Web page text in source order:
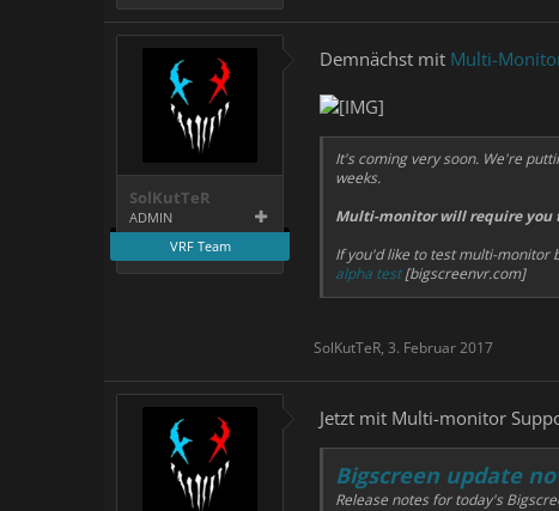
SolKutTeR
ADMIN
VRF Team
Demnächst mit Multi-
It's coming very soon. We're
weeks.
Multi-monitor will require you
If you'd like to test multi-monitor
alpha test[bigscreenvr.com]
SolKutTeR, 3. Februar 2017
Jetzt mit Multi-monitor
Bigscreen update
Release notes for today's